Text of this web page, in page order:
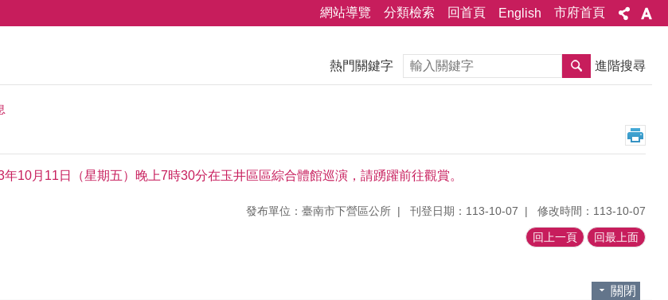
網站導覽 分類檢索 回首頁 English 市府首頁
熱門關鍵字 搜尋 進階搜尋
年10月11日（星期五）晚上7時30分在玉井區區綜合體館巡演，請踴躍前往觀賞。
發布單位：臺南市下營區公所 刊登日期：113-10-07 修改時間：113-10-07
回上一頁 回最上面
關閉